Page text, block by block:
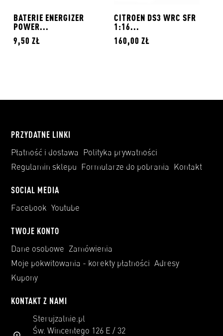
BATERIE ENERGIZER
POWER...
9,50 ZŁ
CITROEN DS3 WRC SFR
1:16...
160,00 ZŁ
PRZYDATNE LINKI
Płatność i dostawa Polityka prywatności
Regulamin sklepu Formularze do pobrania Kontakt
SOCIAL MEDIA
Facebook Youtube
TWOJE KONTO
Dane osobowe Zamówienia
Moje pokwitowania - korekty płatności Adresy
Kupony
KONTAKT Z NAMI
Sterujzalnie.pl
Św. Wincentego 126 E / 32